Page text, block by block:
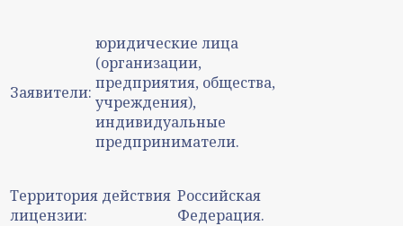
Заявители:
юридические лица
(организации,
предприятия, общества,
учреждения),
индивидуальные
предприниматели.
Территория действия
лицензии:
Российская
Федерация.